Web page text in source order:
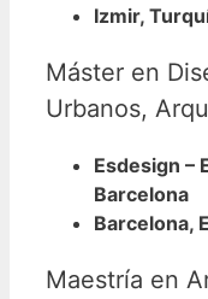
Izmir,
Máster en
Urbanos,
Esdesign –
Barcelona
Barcelona,
Maestría en